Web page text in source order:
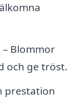
Blommor
och ge tröst.
prestation